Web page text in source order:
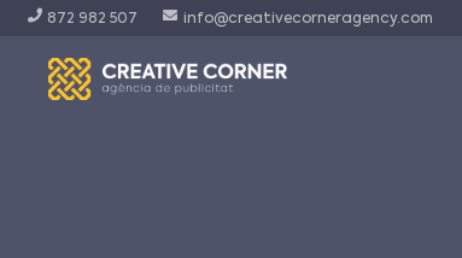
872 982 507 info@creativecorneragency.com